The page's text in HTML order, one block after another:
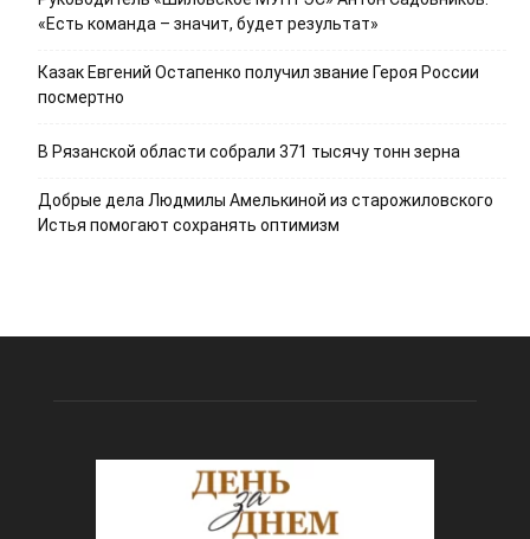
«Есть команда – значит, будет результат»
Казак Евгений Остапенко получил звание Героя России
посмертно
В Рязанской области собрали 371 тысячу тонн зерна
Добрые дела Людмилы Амелькиной из старожиловского
Истья помогают сохранять оптимизм